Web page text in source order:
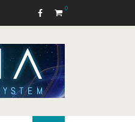
0